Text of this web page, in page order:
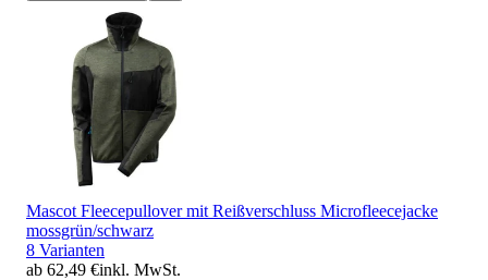
Mascot Fleecepullover mit Reißverschluss Microfleecejacke
mossgrün/schwarz
8 Varianten
ab 62,49 €inkl. MwSt.